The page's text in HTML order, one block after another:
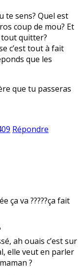
te sens? Quel est
coup de mou? Et
tout quitter?
c’est tout à fait
que les
que tu passeras
Répondre
ça va ?????ça fait
ah ouais c’est sur
elle veut en parler
?